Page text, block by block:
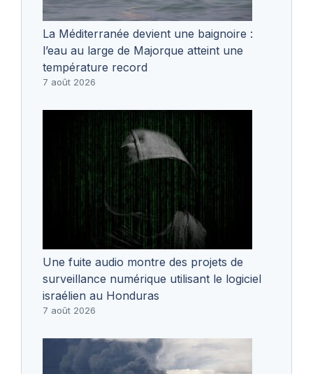
La Méditerranée devient une baignoire :
l’eau au large de Majorque atteint une
température record
7 août 2026
Une fuite audio montre des projets de
surveillance numérique utilisant le logiciel
israélien au Honduras
7 août 2026